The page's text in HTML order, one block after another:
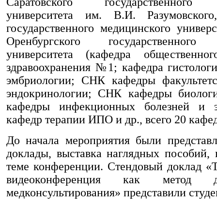
университета им. В.И.
государственного медицинского
Оренбургского государственного
университета (кафедра
здравоохранения №1; кафедра
эмбриологии; СНК кафедры
эндокринологии; СНК кафедры
кафедры инфекционных болезней и
кафедр терапии ИПО и др., всего 20
До начала мероприятия были
доклады, выставка наглядных пособий,
теме конференции. Стендовый доклад
видеоконференция как метод
медконсультирования» представили